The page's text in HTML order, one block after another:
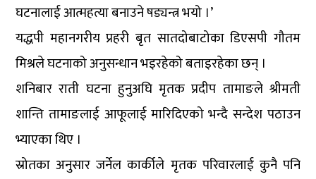
घटनालाई आत्महत्या बनाउने षड्यन्त्र भयो ।’
यद्धपी महानगरीय प्रहरी बृत सातदोबाटोका डिएसपी गौतम
मिश्रले घटनाको अनुसन्धान भइरहेको बताइरहेका छन् ।
शनिबार राती घटना हुनुअघि मृतक प्रदीप तामाङले श्रीमती
शान्ति तामाङलाई आफूलाई मारिदिएको भन्दै सन्देश पठाउन
भ्याएका थिए ।
स्रोतका अनुसार जर्नेल कार्कीले मृतक परिवारलाई कुनै पनि